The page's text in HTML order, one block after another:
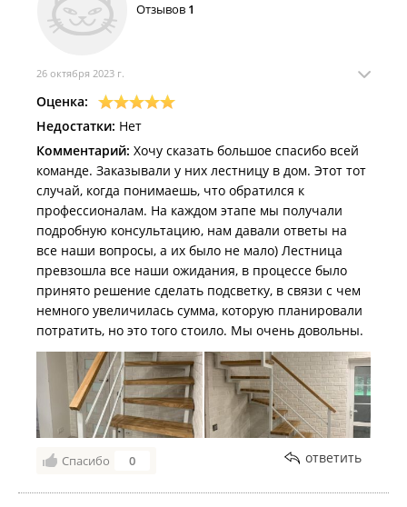
Отзывов 1
26 октября 2023 г.
Оценка:
Недостатки: Нет
Комментарий: Хочу сказать большое спасибо всей
команде. Заказывали у них лестницу в дом. Этот тот
случай, когда понимаешь, что обратился к
профессионалам. На каждом этапе мы получали
подробную консультацию, нам давали ответы на
все наши вопросы, а их было не мало) Лестница
превзошла все наши ожидания, в процессе было
принято решение сделать подсветку, в связи с чем
немного увеличилась сумма, которую планировали
потратить, но это того стоило. Мы очень довольны.
Спасибо 0 ответить